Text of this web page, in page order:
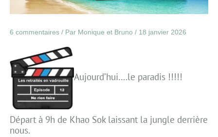
6 commentaires / Par Monique et Bruno / 18 janvier 2026
Aujourd’hui….le paradis !!!!!
Départ à 9h de Khao Sok laissant la jungle derrière
nous.